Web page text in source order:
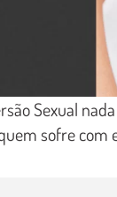
Sexual
sofre com